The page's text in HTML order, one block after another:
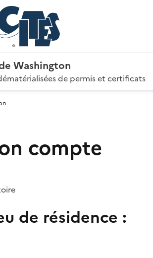
Washington
de permis et certificats
compte
de résidence :